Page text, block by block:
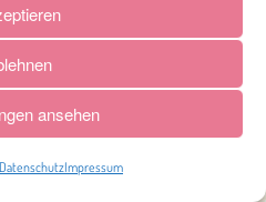
ansehen
DatenschutzImpressum